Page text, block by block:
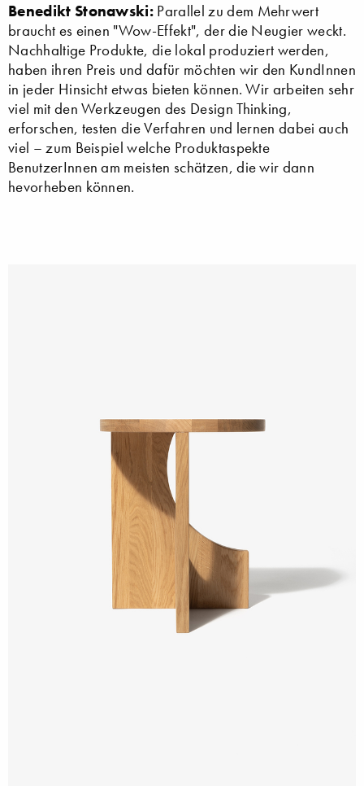
Benedikt Stonawski: Parallel zu dem Mehrwert
braucht es einen "Wow-Effekt", der die Neugier weckt.
Nachhaltige Produkte, die lokal produziert werden,
haben ihren Preis und dafür möchten wir den KundInnen
in jeder Hinsicht etwas bieten können. Wir arbeiten sehr
viel mit den Werkzeugen des Design Thinking,
erforschen, testen die Verfahren und lernen dabei auch
viel – zum Beispiel welche Produktaspekte
BenutzerInnen am meisten schätzen, die wir dann
hevorheben können.